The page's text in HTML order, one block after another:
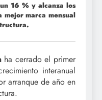
16 % y alcanza los
marca mensual
ha cerrado el primer
interanual
arranque de año en